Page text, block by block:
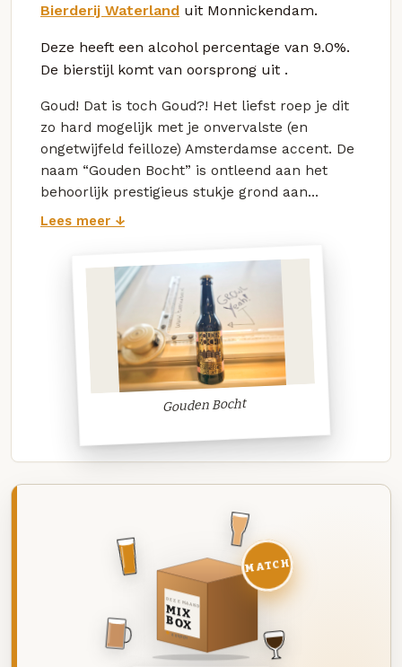
Bierderij Waterland uit Monnickendam.
Deze heeft een alcohol percentage van 9.0%.
De bierstijl komt van oorsprong uit .
Goud! Dat is toch Goud?! Het liefst roep je dit
zo hard mogelijk met je onvervalste (en
ongetwijfeld feilloze) Amsterdamse accent. De
naam “Gouden Bocht” is ontleend aan het
behoorlijk prestigieus stukje grond aan...
Lees meer ↓
Gouden Bocht
DEZE MAAND
MIX
BOX
8 BIEREN
MATCH